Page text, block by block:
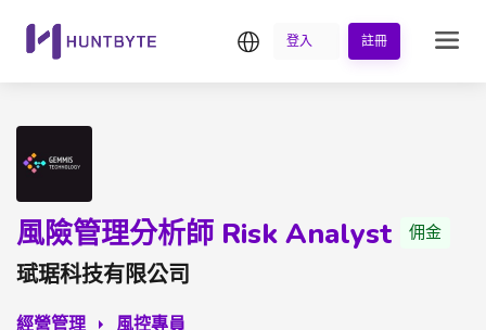
繁中登入 註冊
風險管理分析師 Risk Analyst 佣金
珷琚科技有限公司
經營管理 風控專員